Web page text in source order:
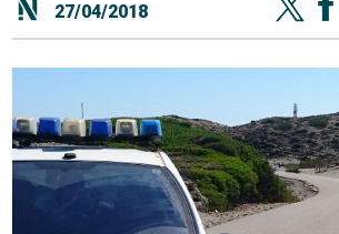
27/04/2018